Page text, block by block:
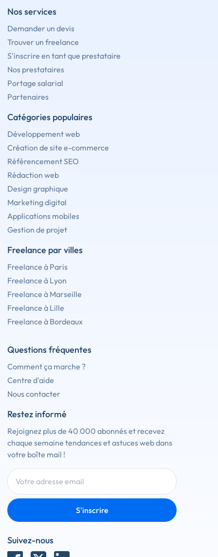
Nos services
Demander un devis
Trouver un freelance
S'inscrire en tant que prestataire
Nos prestataires
Portage salarial
Partenaires
Catégories populaires
Développement web
Création de site e-commerce
Référencement SEO
Rédaction web
Design graphique
Marketing digital
Applications mobiles
Gestion de projet
Freelance par villes
Freelance à Paris
Freelance à Lyon
Freelance à Marseille
Freelance à Lille
Freelance à Bordeaux
Questions fréquentes
Comment ça marche ?
Centre d'aide
Nous contacter
Restez informé
Rejoignez plus de 40 000 abonnés et recevez
chaque semaine tendances et astuces web dans
votre boîte mail !
S'inscrire
Suivez-nous